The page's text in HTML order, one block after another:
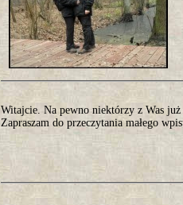
Witajcie. Na pewno niektórzy z Was
Zapraszam do przeczytania małego